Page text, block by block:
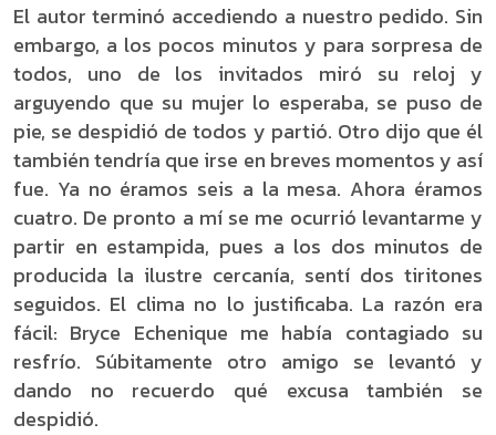
El autor terminó accediendo a nuestro pedido. Sin
embargo, a los pocos minutos y para sorpresa de
todos, uno de los invitados miró su reloj y
arguyendo que su mujer lo esperaba, se puso de
pie, se despidió de todos y partió. Otro dijo que él
también tendría que irse en breves momentos y así
fue. Ya no éramos seis a la mesa. Ahora éramos
cuatro. De pronto a mí se me ocurrió levantarme y
partir en estampida, pues a los dos minutos de
producida la ilustre cercanía, sentí dos tiritones
seguidos. El clima no lo justificaba. La razón era
fácil: Bryce Echenique me había contagiado su
resfrío. Súbitamente otro amigo se levantó y
dando no recuerdo qué excusa también se
despidió.